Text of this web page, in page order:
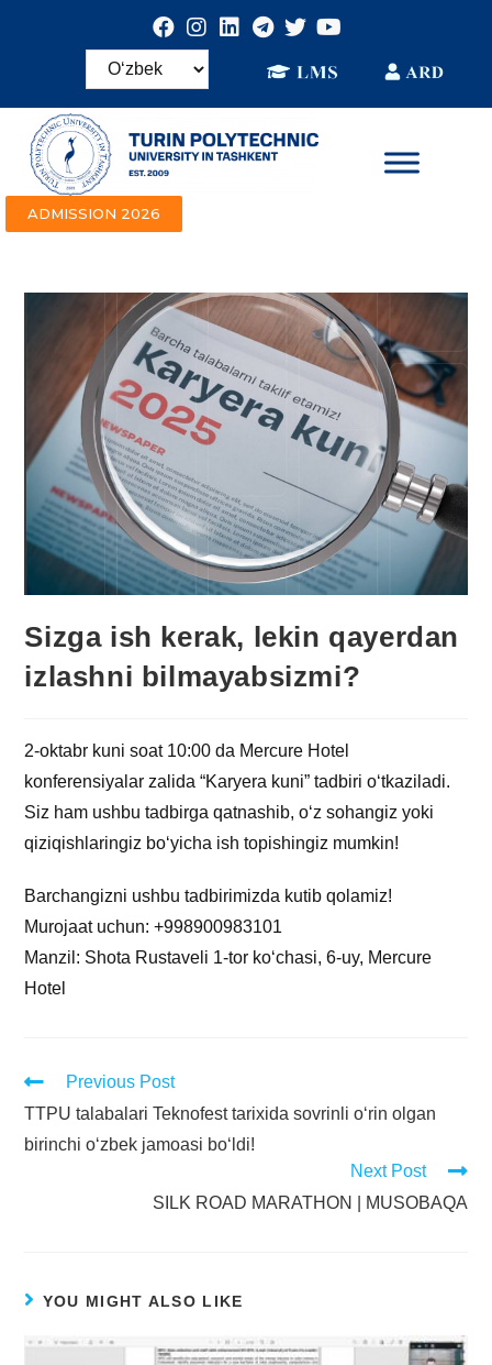
ADMISSION 2026
Sizga ish kerak, lekin qayerdan
izlashni bilmayabsizmi?
2-oktabr kuni soat 10:00 da Mercure Hotel
konferensiyalar zalida “Karyera kuni” tadbiri o‘tkaziladi.
Siz ham ushbu tadbirga qatnashib, o‘z sohangiz yoki
qiziqishlaringiz bo‘yicha ish topishingiz mumkin!
Barchangizni ushbu tadbirimizda kutib qolamiz!
Murojaat uchun: +998900983101
Manzil: Shota Rustaveli 1-tor ko‘chasi, 6-uy, Mercure
Hotel
Previous Post
TTPU talabalari Teknofest tarixida sovrinli o‘rin olgan
birinchi o‘zbek jamoasi bo‘ldi!
Next Post
SILK ROAD MARATHON | MUSOBAQA
YOU MIGHT ALSO LIKE